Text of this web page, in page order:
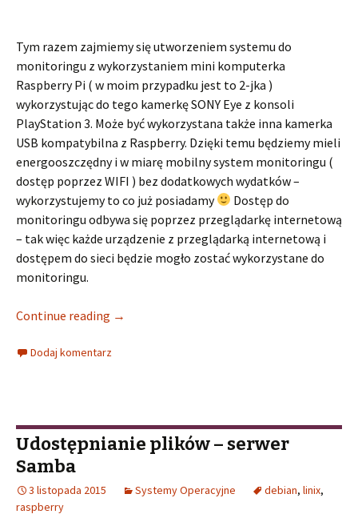
Tym razem zajmiemy się utworzeniem systemu do
monitoringu z wykorzystaniem mini komputerka
Raspberry Pi ( w moim przypadku jest to 2-jka )
wykorzystując do tego kamerkę SONY Eye z konsoli
PlayStation 3. Może być wykorzystana także inna kamerka
USB kompatybilna z Raspberry. Dzięki temu będziemy mieli
energooszczędny i w miarę mobilny system monitoringu (
dostęp poprzez WIFI ) bez dodatkowych wydatków –
wykorzystujemy to co już posiadamy
Dostęp do
monitoringu odbywa się poprzez przeglądarkę internetową
– tak więc każde urządzenie z przeglądarką internetową i
dostępem do sieci będzie mogło zostać wykorzystane do
monitoringu.
Continue reading →
Dodaj komentarz
Udostępnianie plików – serwer
Samba
3 listopada 2015 Systemy Operacyjne debian, linix,
raspberry